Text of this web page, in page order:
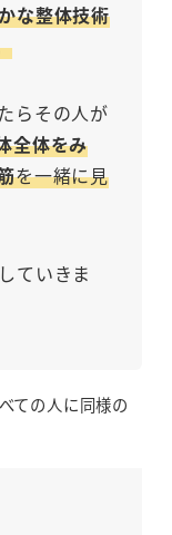
な整体技術
らその人が
全体をみ
を一緒に見
ていきま
ての人に同様の